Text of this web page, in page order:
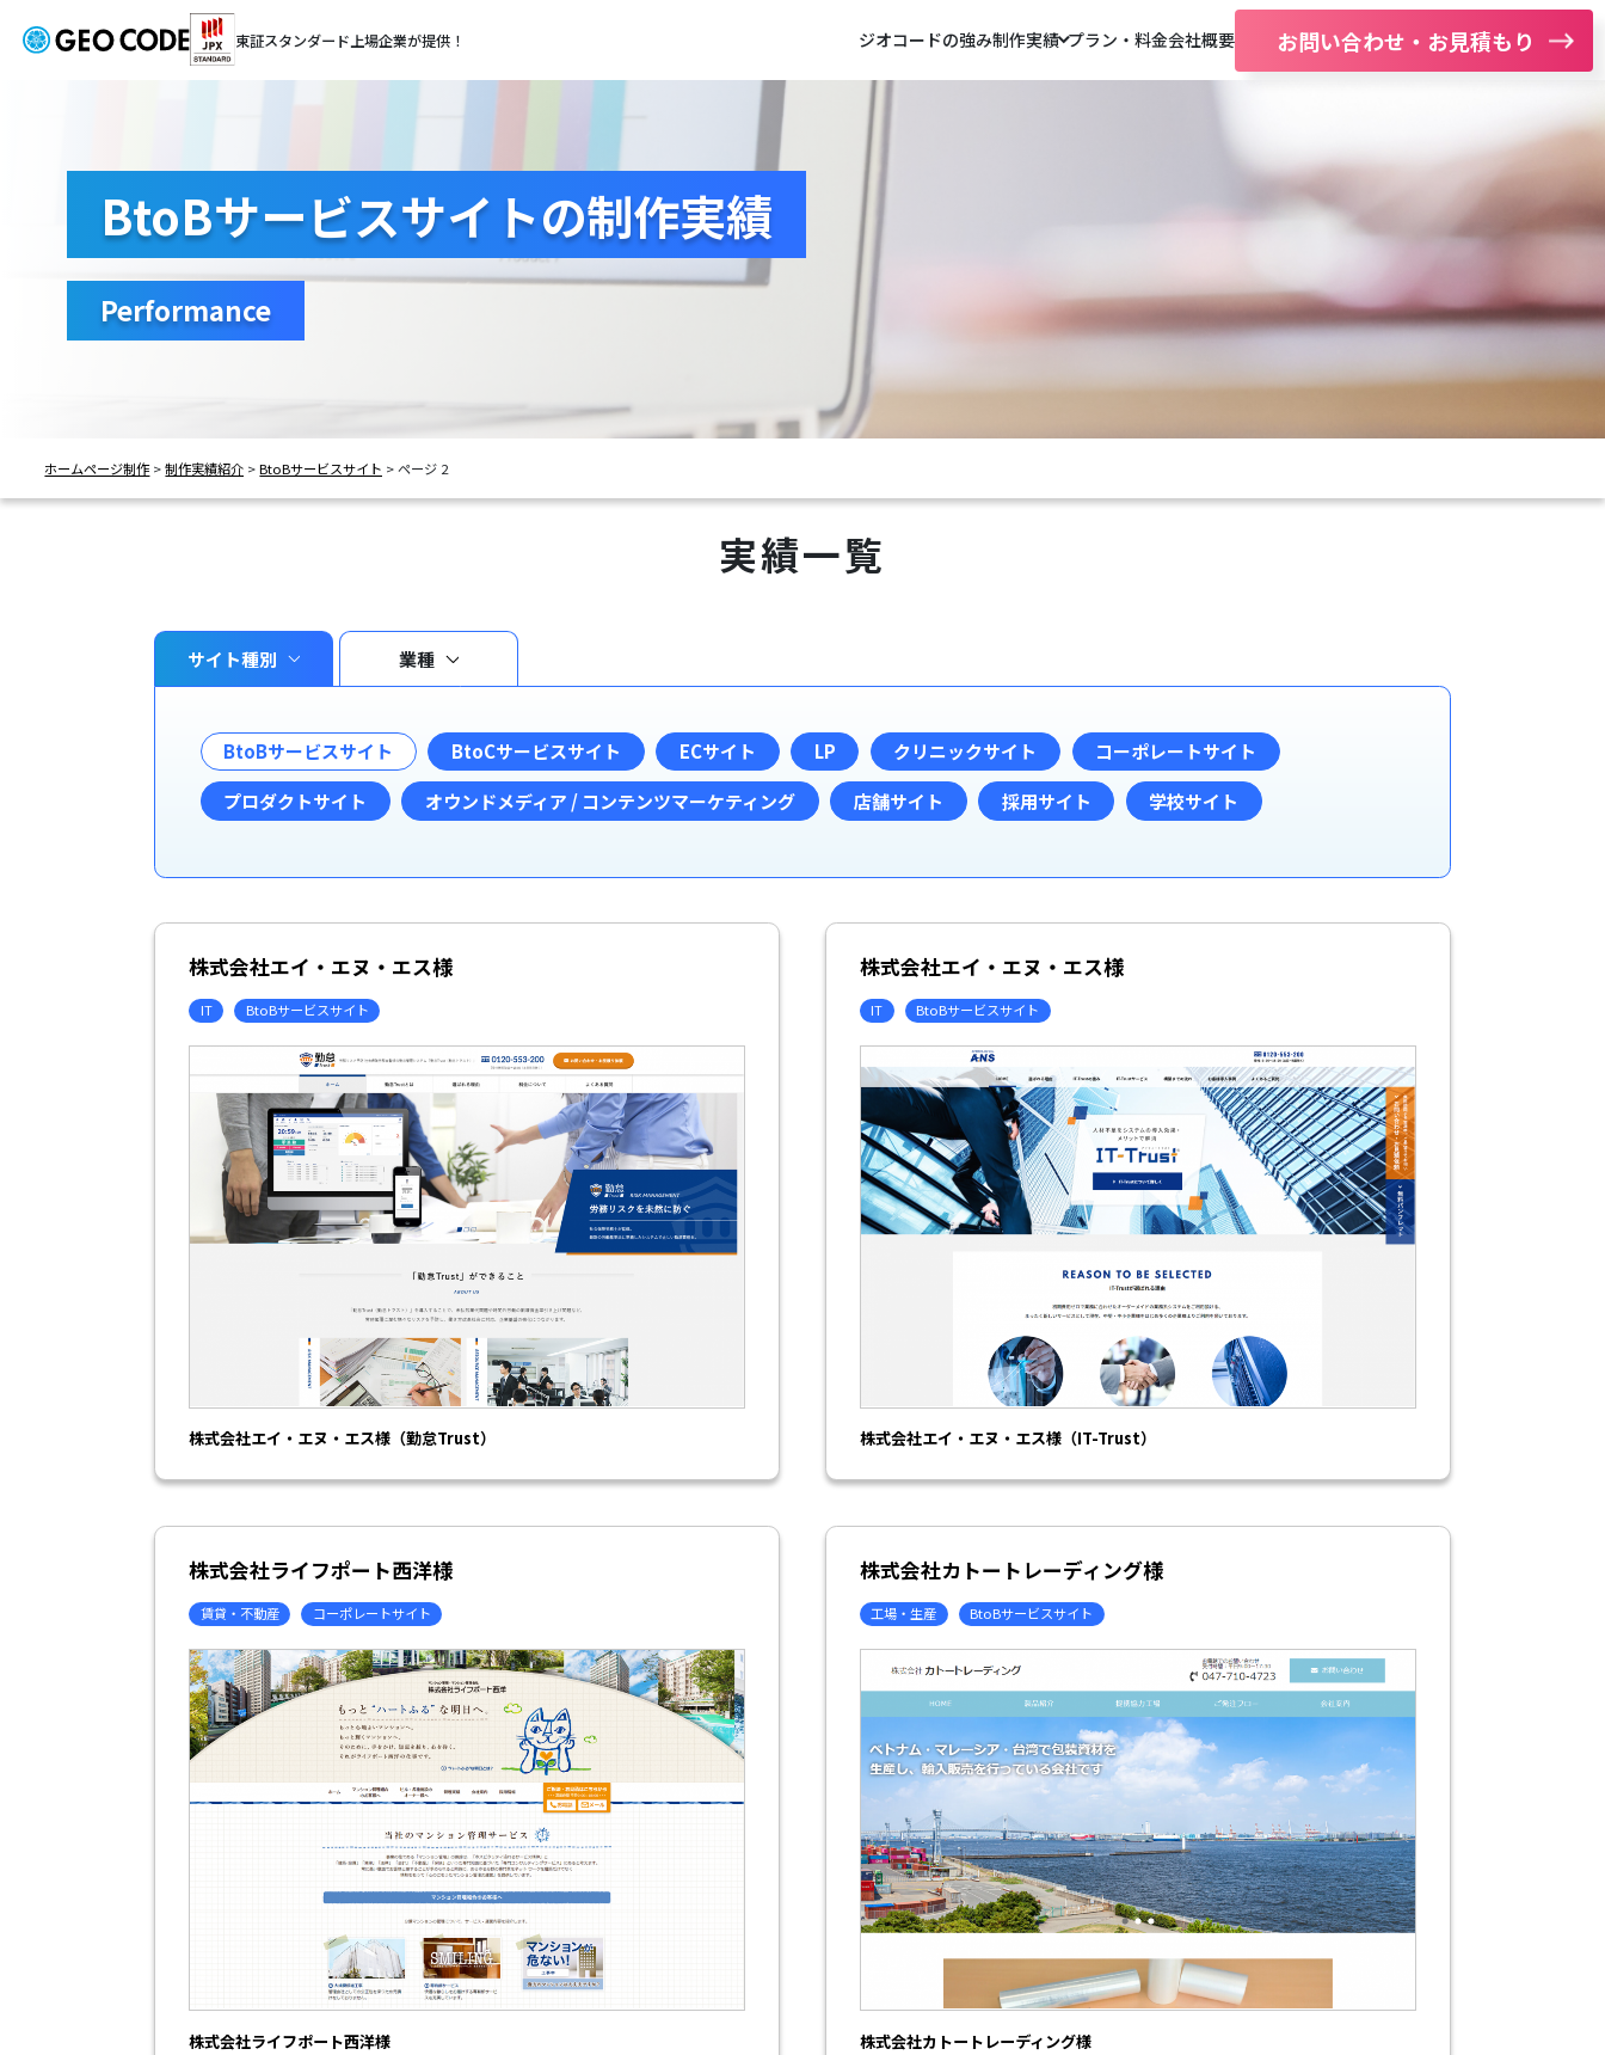
東証スタンダード上場企業が提供！ ジオコードの強み制作実績 プラン・料金会社概要 お問い合わせ・お見積もり
BtoBサービスサイトの制作実績
Performance
ホームページ制作>制作実績紹介 >BtoBサービスサイト >ページ 2
実績一覧
サイト種別 業種
BtoBサービスサイト BtoCサービスサイト ECサイト LP クリニックサイト
コーポレートサイト
プロダクトサイト
オウンドメディア / コンテンツマーケティング 店舗サイト 採用サイト 学校サイト
株式会社エイ・エヌ・エス様
IT BtoBサービスサイト
株式会社エイ・エヌ・エス様（勤怠Trust）
株式会社エイ・エヌ・エス様
IT BtoBサービスサイト
株式会社エイ・エヌ・エス様（IT-Trust）
株式会社ライフポート西洋様
賃貸・不動産 コーポレートサイト
株式会社ライフポート西洋様
株式会社カトートレーディング様
工場・生産 BtoBサービスサイト
株式会社カトートレーディング様